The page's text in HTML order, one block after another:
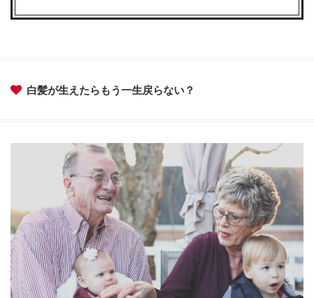
白髪が生えたらもう一生戻らない？